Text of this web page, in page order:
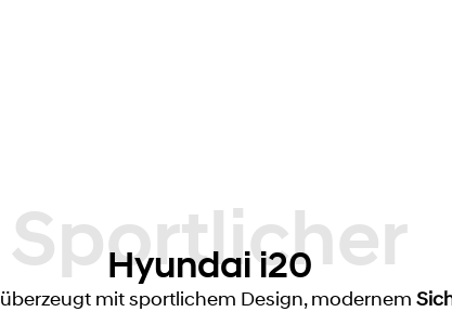
Sportlicher
Hyundai i20
überzeugt mit sportlichem Design, modernem